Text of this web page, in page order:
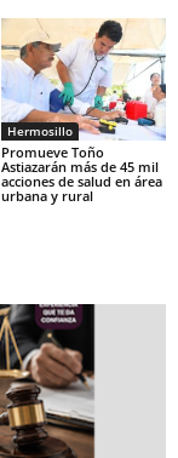
Hermosillo
Promueve Toño
Astiazarán más de 45 mil
acciones de salud en área
urbana y rural